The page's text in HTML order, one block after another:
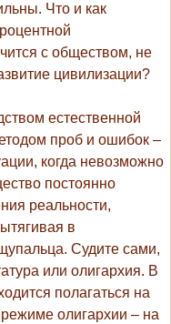
Что и как
с обществом, не
цивилизации?
естественной
проб и ошибок –
когда невозможно
постоянно
реальности,
в
Судите сами,
или олигархия. В
полагаться на
олигархии – на